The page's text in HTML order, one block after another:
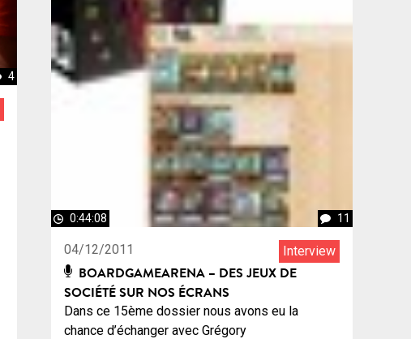
4
0:44:08 11
04/12/2011 Interview
BOARDGAMEARENA – DES JEUX DE
SOCIÉTÉ SUR NOS ÉCRANS
Dans ce 15ème dossier nous avons eu la
chance d’échanger avec Grégory